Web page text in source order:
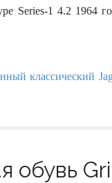
Series-1 4.2 1964
обувь